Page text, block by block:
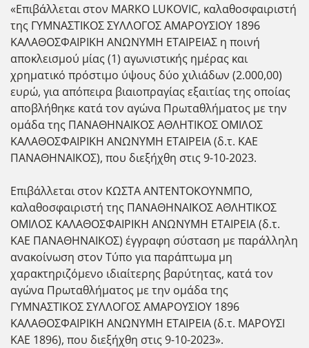
«Επιβάλλεται στον MARKO LUKOVIC, καλαθοσφαιριστή
της ΓΥΜΝΑΣΤΙΚΟΣ ΣΥΛΛΟΓΟΣ ΑΜΑΡΟΥΣΙΟΥ 1896
ΚΑΛΑΘΟΣΦΑΙΡΙΚΗ ΑΝΩΝΥΜΗ ΕΤΑΙΡΕΙΑΣ η ποινή
αποκλεισμού μίας (1) αγωνιστικής ημέρας και
χρηματικό πρόστιμο ύψους δύο χιλιάδων (2.000,00)
ευρώ, για απόπειρα βιαιοπραγίας εξαιτίας της οποίας
αποβλήθηκε κατά τον αγώνα Πρωταθλήματος με την
ομάδα της ΠΑΝΑΘΗΝΑΪΚΟΣ ΑΘΛΗΤΙΚΟΣ ΟΜΙΛΟΣ
ΚΑΛΑΘΟΣΦΑΙΡΙΚΗ ΑΝΩΝΥΜΗ ΕΤΑΙΡΕΙΑ (δ.τ. ΚΑΕ
ΠΑΝΑΘΗΝΑΙΚΟΣ), που διεξήχθη στις 9-10-2023.
Επιβάλλεται στον ΚΩΣΤΑ ΑΝΤΕΝΤΟΚΟΥΝΜΠΟ,
καλαθοσφαιριστή της ΠΑΝΑΘΗΝΑΪΚΟΣ ΑΘΛΗΤΙΚΟΣ
ΟΜΙΛΟΣ ΚΑΛΑΘΟΣΦΑΙΡΙΚΗ ΑΝΩΝΥΜΗ ΕΤΑΙΡΕΙΑ (δ.τ.
ΚΑΕ ΠΑΝΑΘΗΝΑΙΚΟΣ) έγγραφη σύσταση με παράλληλη
ανακοίνωση στον Τύπο για παράπτωμα μη
χαρακτηριζόμενο ιδιαίτερης βαρύτητας, κατά τον
αγώνα Πρωταθλήματος με την ομάδα της
ΓΥΜΝΑΣΤΙΚΟΣ ΣΥΛΛΟΓΟΣ ΑΜΑΡΟΥΣΙΟΥ 1896
ΚΑΛΑΘΟΣΦΑΙΡΙΚΗ ΑΝΩΝΥΜΗ ΕΤΑΙΡΕΙΑ (δ.τ. ΜΑΡΟΥΣΙ
ΚΑΕ 1896), που διεξήχθη στις 9-10-2023».